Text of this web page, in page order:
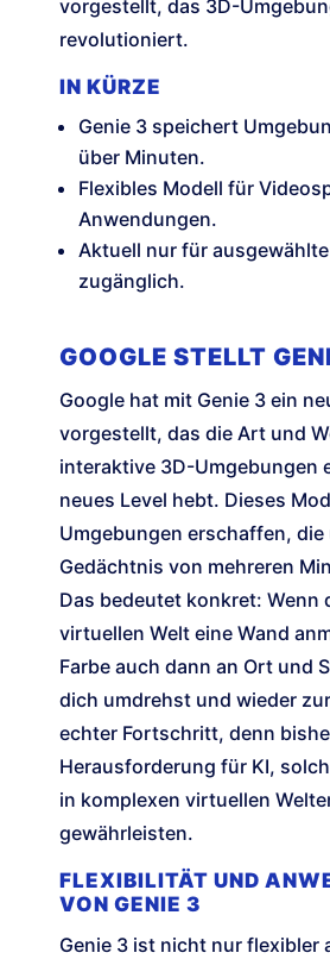
vorgestellt, das 3D-
revolutioniert.
IN KÜRZE
Genie 3 speichert
über Minuten.
Flexibles Modell für
Anwendungen.
Aktuell nur für
zugänglich.
GOOGLE STELLT
Google hat mit Genie 3 ein
vorgestellt, das die Art und
interaktive 3D-Umgebungen
neues Level hebt. Dieses
Umgebungen erschaffen, die
Gedächtnis von mehreren
Das bedeutet konkret: Wenn
virtuellen Welt eine Wand
Farbe auch dann an Ort und
dich umdrehst und wieder
echter Fortschritt, denn
Herausforderung für KI,
in komplexen virtuellen
gewährleisten.
FLEXIBILITÄT UND
VON GENIE 3
Genie 3 ist nicht nur flexibler